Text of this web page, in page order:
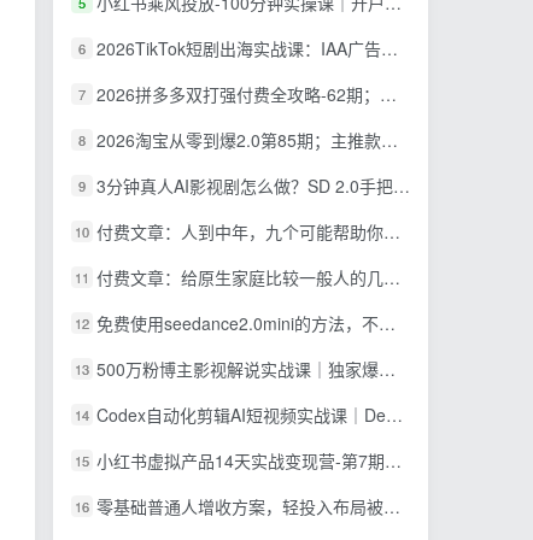
6 2026TikTok短剧出海实战课：IAA广告分账×IAP付费变现×账号搭建×平台规则×双轨爆发×回款全流程
7 2026拼多多双打强付费全攻略-62期；成本推广加托管双剑合璧，系统讲解7种付费玩法优劣势与选择策略
8 2026淘宝从零到爆2.0第85期；主推款五项高权重初始设置，改销量评晒秒单快速破零积累基础权重
9 3分钟真人AI影视剧怎么做？SD 2.0手把手完整制作流程｜Higgsfield 14天SD 2.0/2.5无限生成
10 付费文章：人到中年，九个可能帮助你延长寿命的习惯
11 付费文章：给原生家庭比较一般人的几点建议，打破阶层局限，实现个人与家族代际向上跃升
12 免费使用seedance2.0mini的方法，不能真人，可以无限10秒视频，9图+3音频参考
13 500万粉博主影视解说实战课｜独家爆款私藏思路，AI文案剪映PR剪辑发布全流程教学
14 Codex自动化剪辑AI短视频实战课｜DeepSeek V4 Pro多API联动，图文成片封装Skill全流程
15 小红书虚拟产品14天实战变现营-第7期：需求挖掘×AI+Skill原创×产品矩阵×内容笔记×一人公司进阶×全链路
16 零基础普通人增收方案，轻投入布局被动收入，多多虚拟月收益 1-3 万